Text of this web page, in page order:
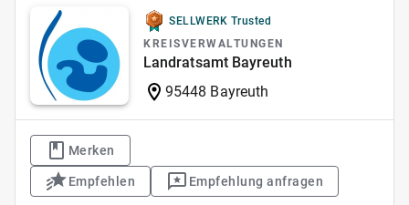
SELLWERK Trusted
KREISVERWALTUNGEN
Landratsamt Bayreuth
95448 Bayreuth
Merken
Empfehlen Empfehlung anfragen